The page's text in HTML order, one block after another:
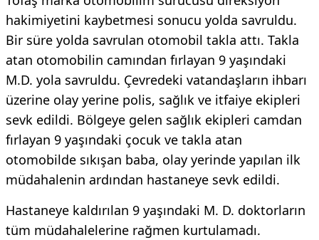
hakimiyetini kaybetmesi sonucu yolda savruldu.
Bir süre yolda savrulan otomobil takla attı. Takla
atan otomobilin camından fırlayan 9 yaşındaki
M.D. yola savruldu. Çevredeki vatandaşların ihbarı
üzerine olay yerine polis, sağlık ve itfaiye ekipleri
sevk edildi. Bölgeye gelen sağlık ekipleri camdan
fırlayan 9 yaşındaki çocuk ve takla atan
otomobilde sıkışan baba, olay yerinde yapılan ilk
müdahalenin ardından hastaneye sevk edildi.
Hastaneye kaldırılan 9 yaşındaki M. D. doktorların
tüm müdahalelerine rağmen kurtulamadı.